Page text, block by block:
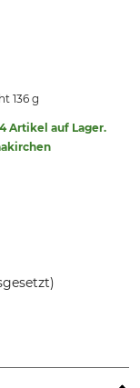
136 g
Artikel auf Lager.